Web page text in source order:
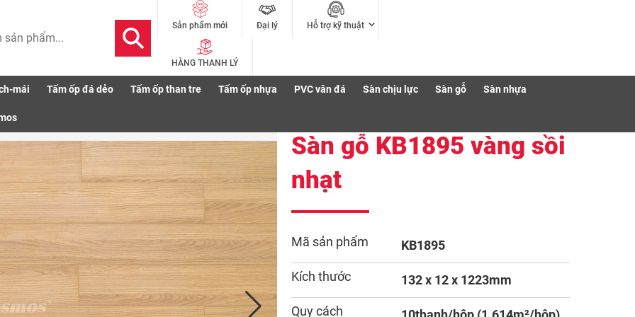
Sản phẩm mới Đại lý Hỗ trợ kỹ thuật
HÀNG THANH LÝ
mái Tấm ốp đá dẻo Tấm ốp than tre Tấm ốp nhựa PVC vân đá Sàn chịu lực Sàn gỗ Sàn nhựa
gỗ KB1895 vàng sồi nhạt
Sàn gỗ KB1895 vàng sồi
nhạt
Mã sản phẩm KB1895
Kích thước 132 x 12 x 1223mm
Quy cách